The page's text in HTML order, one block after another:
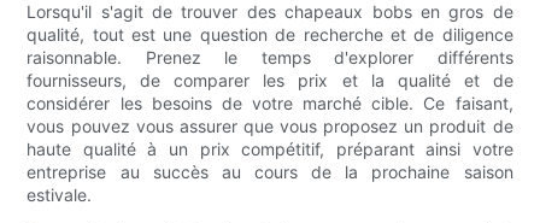
Lorsqu'il s'agit de trouver des chapeaux bobs en gros de
qualité, tout est une question de recherche et de diligence
raisonnable. Prenez le temps d'explorer différents
fournisseurs, de comparer les prix et la qualité et de
considérer les besoins de votre marché cible. Ce faisant,
vous pouvez vous assurer que vous proposez un produit de
haute qualité à un prix compétitif, préparant ainsi votre
entreprise au succès au cours de la prochaine saison
estivale.